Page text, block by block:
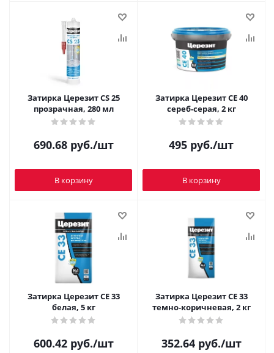
Затирка Церезит CS 25
прозрачная, 280 мл
690.68руб./шт
В корзину
Затирка Церезит CE 40
сереб-серая, 2 кг
495 руб./шт
В корзину
Затирка Церезит CE 33
белая, 5 кг
600.42руб./шт
Затирка Церезит CE 33
темно-коричневая, 2 кг
352.64руб./шт